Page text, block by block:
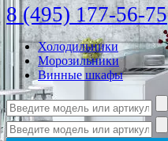
8 (495) 177-56-75
Холодильники
Морозильники
Винные шкафы